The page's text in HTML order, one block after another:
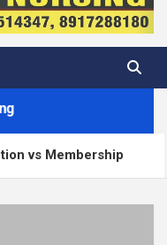
Matt: Our